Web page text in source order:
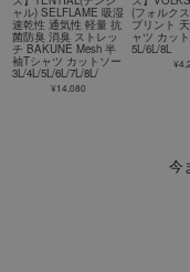
ャル) SELFLAME 吸湿
速乾性 通気性 軽量 抗
菌防臭 消臭 ストレッ
チ BAKUNE Mesh 半
袖Tシャツ カットソー
3L/4L/5L/6L/7L/8L/
¥14,080
(フォルク
プリント
ャツ カッ
5L/6L/8L
今